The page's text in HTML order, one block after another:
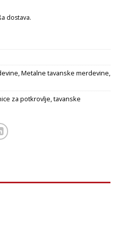
dostava.
,Metalne tavanske merdevine,
za potkrovlje,tavanske